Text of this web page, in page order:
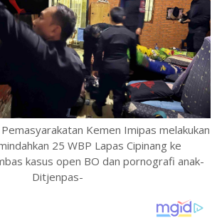
Kemen Imipas melakukan
25 WBP Lapas Cipinang ke
kasus open BO dan pornografi anak-
Ditjenpas-